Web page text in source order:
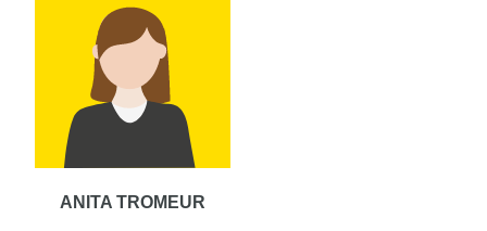
ANITA TROMEUR